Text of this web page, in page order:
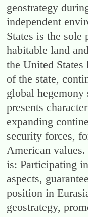
geostrategy
independent
States is the
habitable land
the United
of the state,
global
presents
expanding
security forces,
American
is: Participating
aspects,
position in
geostrategy,